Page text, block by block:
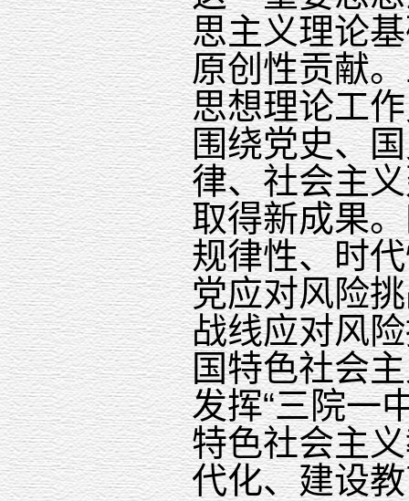
思主义理论
原创性贡献
思想理论工
围绕党史、
律、社会主
取得新成果
规律性、时
党应对风险
战线应对风
国特色社会
发挥“三院一
特色社会主
代化、建设